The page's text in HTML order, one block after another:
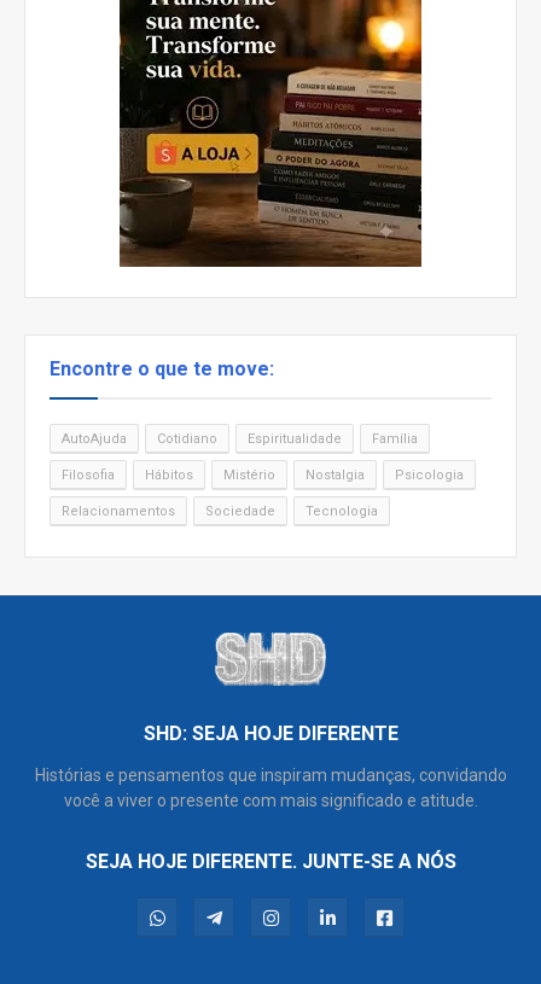
Encontre o que te move:
AutoAjuda Cotidiano Espiritualidade Família
Filosofia Hábitos Mistério Nostalgia Psicologia
Relacionamentos Sociedade Tecnologia
SHD: SEJA HOJE DIFERENTE
Histórias e pensamentos que inspiram mudanças, convidando
você a viver o presente com mais significado e atitude.
SEJA HOJE DIFERENTE. JUNTE-SE A NÓS